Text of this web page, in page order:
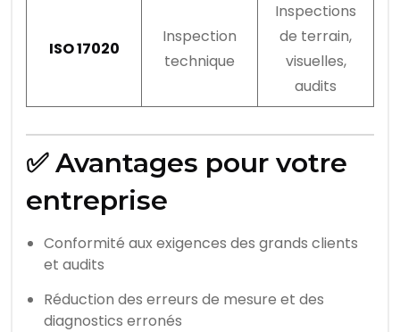
ISO 17020
Inspection
technique
Inspections
de terrain,
visuelles,
audits
✅ Avantages pour votre
entreprise
Conformité aux exigences des grands clients
et audits
Réduction des erreurs de mesure et des
diagnostics erronés